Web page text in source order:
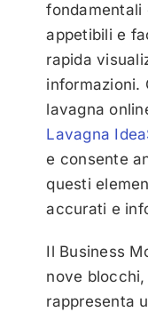
fondamentali
appetibili e
rapida
informazioni.
lavagna
Lavagna
e consente
questi
accurati e
Il Business
nove
rappresenta